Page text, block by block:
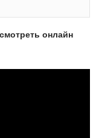
онлайн